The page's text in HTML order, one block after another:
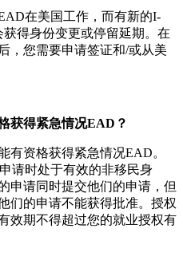
在美国工作，而有新的I-
得身份变更或停留延期。在
，您需要申请签证和/或从美
获得紧急情况EAD？
有资格获得紧急情况EAD。
请时处于有效的非移民身
申请同时提交他们的申请，但
们的申请不能获得批准。授权
效期不得超过您的就业授权有